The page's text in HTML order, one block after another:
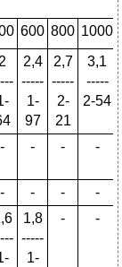
600 800 1000
2
2,4
-----
1-
97
2,7
-----
2-
21
3,1
-----
2-54
- - - -
- - -
-
1,8
-----
1-
- -